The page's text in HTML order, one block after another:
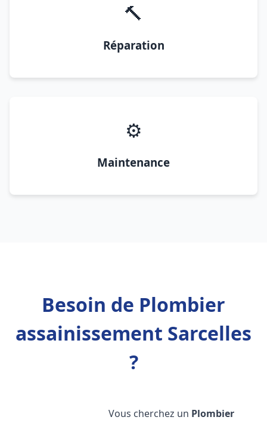
🔨
Réparation
⚙️
Maintenance
Besoin de Plombier
assainissement Sarcelles
?
Vous cherchez un Plombier